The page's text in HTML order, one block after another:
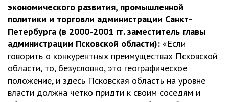
экономического развития, промышленной
политики и торговли администрации Санкт-
Петербурга (в 2000-2001 гг. заместитель главы
администрации Псковской области): «Если
говорить о конкурентных преимуществах Псковской
области, то, безусловно, это географическое
положение, и здесь Псковская область на уровне
власти должна четко придти к своим соседям и